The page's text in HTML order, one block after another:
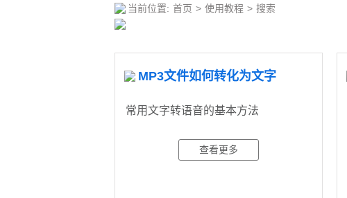
当前位置: 首页 > 使用教程 > 搜索
MP3文件如何转化为文字
常用文字转语音的基本方法
查看更多